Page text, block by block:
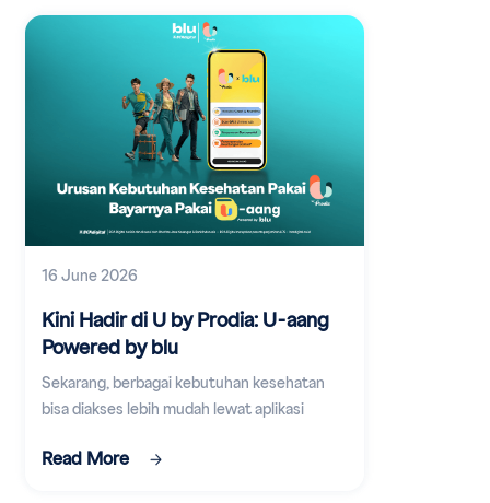
16 June 2026
Kini Hadir di U by Prodia: U-aang
Powered by blu
Sekarang, berbagai kebutuhan kesehatan
bisa diakses lebih mudah lewat aplikasi
Read More